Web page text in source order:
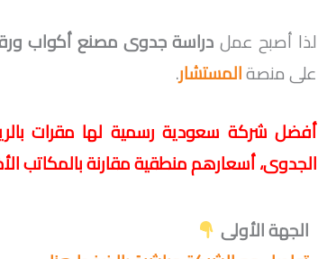
لذا أصبح عملدراسة جدوى مصنع أكواب
على منصةالمستشار.
أفضل شركة سعودية رسمية لها مقرات
الجدوى، أسعارهم منطقية مقارنة بالمكاتب
الجهة الأولى